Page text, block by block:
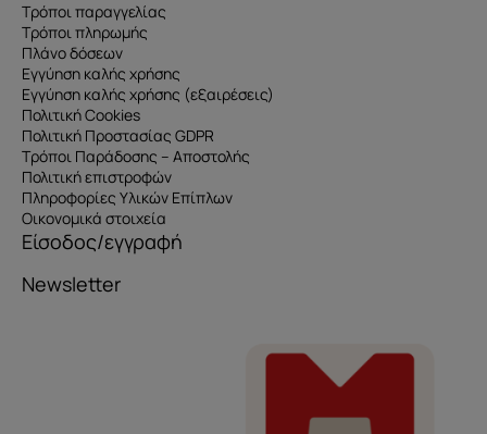
Τρόποι παραγγελίας
Τρόποι πληρωμής
Πλάνο δόσεων
Εγγύηση καλής χρήσης
Εγγύηση καλής χρήσης (εξαιρέσεις)
Πολιτική Cookies
Πολιτική Προστασίας GDPR
Τρόποι Παράδοσης – Αποστολής
Πολιτική επιστροφών
Πληροφορίες Υλικών Επίπλων
Οικονομικά στοιχεία
Είσοδος/εγγραφή
Newsletter